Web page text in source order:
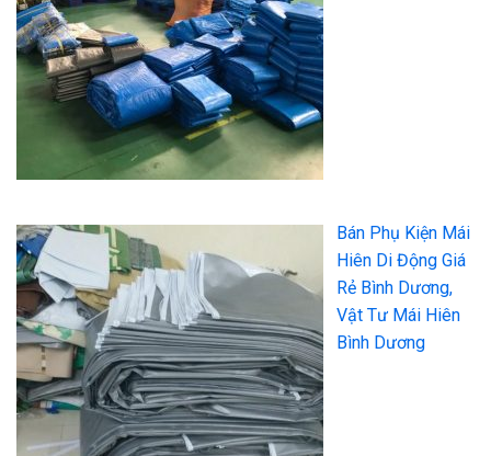
Bán Phụ Kiện Mái
Hiên Di Động Giá
Rẻ Bình Dương,
Vật Tư Mái Hiên
Bình Dương